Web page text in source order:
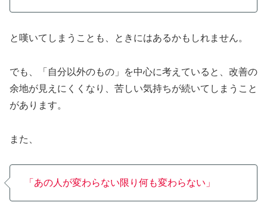
と嘆いてしまうことも、ときにはあるかもしれません。
でも、「自分以外のもの」を中心に考えていると、改善の
余地が見えにくくなり、苦しい気持ちが続いてしまうこと
があります。
また、
「あの人が変わらない限り何も変わらない」